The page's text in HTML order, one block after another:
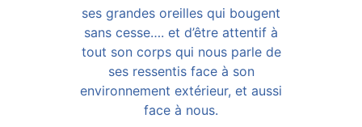
ses grandes oreilles qui bougent
sans cesse…. et d’être attentif à
tout son corps qui nous parle de
ses ressentis face à son
environnement extérieur, et aussi
face à nous.